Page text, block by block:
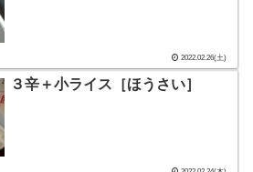
2022.02.26(土)
３辛＋小ライス［ほうさい］